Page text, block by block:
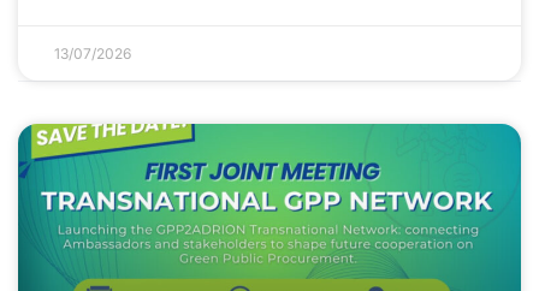
13/07/2026